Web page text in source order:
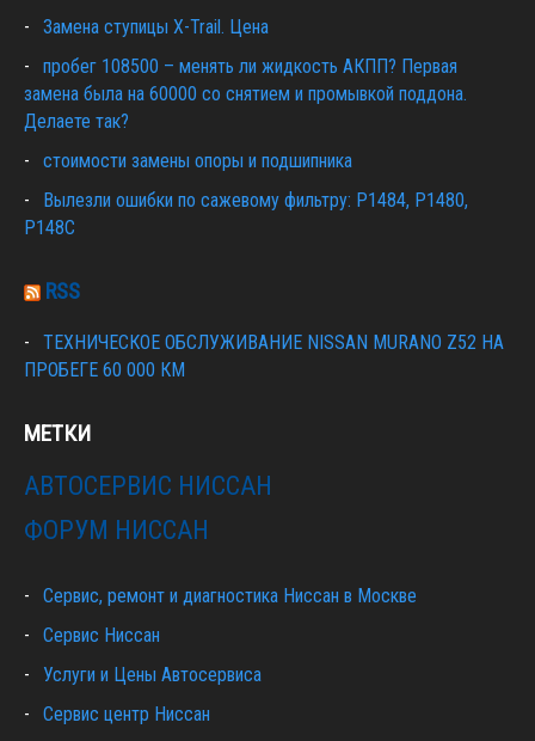
Замена ступицы X-Trail. Цена
пробег 108500 – менять ли жидкость АКПП? Первая
замена была на 60000 со снятием и промывкой поддона.
Делаете так?
стоимости замены опоры и подшипника
Вылезли ошибки по сажевому фильтру: P1484, P1480,
P148C
RSS
ТЕХНИЧЕСКОЕ ОБСЛУЖИВАНИЕ NISSAN MURANO Z52 НА
ПРОБЕГЕ 60 000 КМ
МЕТКИ
АВТОСЕРВИС НИССАН
ФОРУМ НИССАН
Сервис, ремонт и диагностика Ниссан в Москве
Сервис Ниссан
Услуги и Цены Автосервиса
Сервис центр Ниссан